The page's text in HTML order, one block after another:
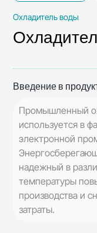
Охладитель воды
Введение в
Промышленный
используется в
электронной
надежный в
температуры
производства и
затраты.